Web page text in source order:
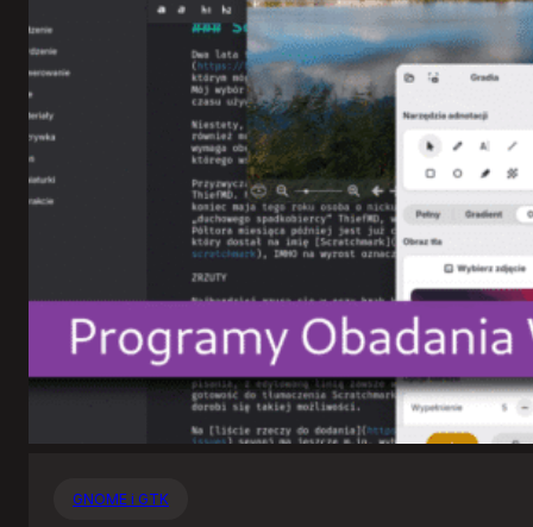
GNOME i GTK